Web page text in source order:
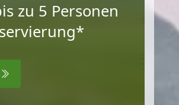
zu 5 Personen